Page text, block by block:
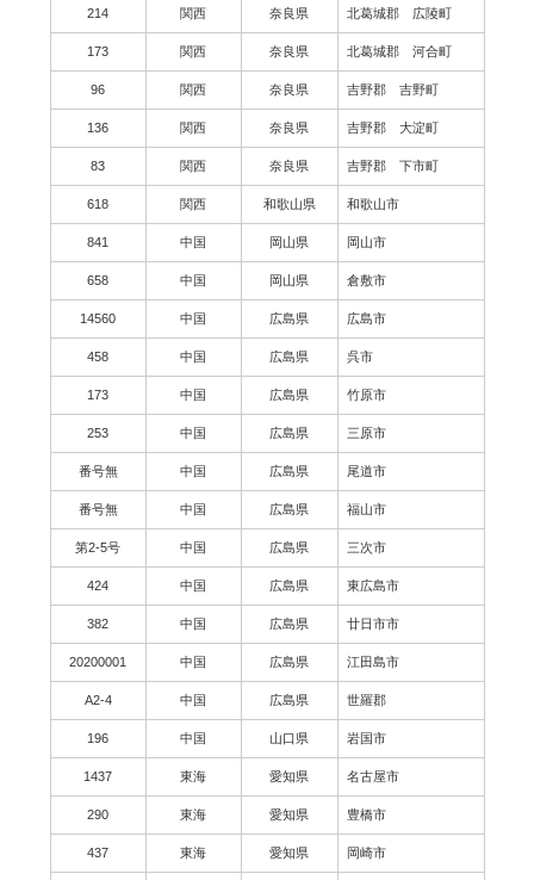
214 関西 奈良県 北葛城郡 広陵町
173 関西 奈良県 北葛城郡 河合町
96 関西 奈良県 吉野郡 吉野町
136 関西 奈良県 吉野郡 大淀町
83 関西 奈良県 吉野郡 下市町
618 関西 和歌山県 和歌山市
841 中国 岡山県 岡山市
658 中国 岡山県 倉敷市
14560 中国 広島県 広島市
458 中国 広島県 呉市
173 中国 広島県 竹原市
253 中国 広島県 三原市
番号無 中国 広島県 尾道市
番号無 中国 広島県 福山市
第2-5号 中国 広島県 三次市
424 中国 広島県 東広島市
382 中国 広島県 廿日市市
20200001 中国 広島県 江田島市
A2-4 中国 広島県 世羅郡
196 中国 山口県 岩国市
1437 東海 愛知県 名古屋市
290 東海 愛知県 豊橋市
437 東海 愛知県 岡崎市